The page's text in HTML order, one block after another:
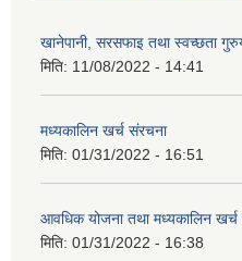
खानेपानी, सरसफाइ तथा स्वच्छता
मिति: 11/08/2022 - 14:41
मध्यकालिन खर्च संरचना
मिति: 01/31/2022 - 16:51
आवधिक योजना तथा मध्यकालिन खर्च
मिति: 01/31/2022 - 16:38